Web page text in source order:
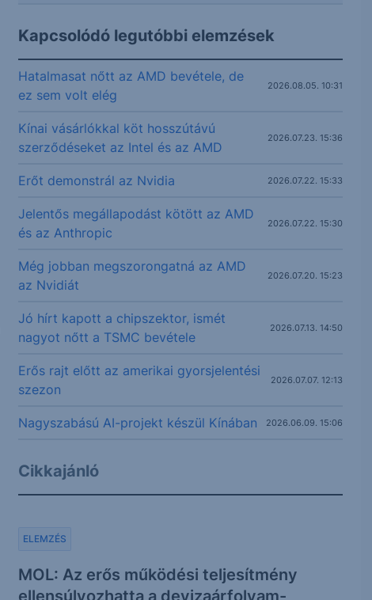
Kapcsolódó legutóbbi elemzések
Hatalmasat nőtt az AMD bevétele, de
ez sem volt elég
2026.08.05. 10:31
Kínai vásárlókkal köt hosszútávú
szerződéseket az Intel és az AMD
2026.07.23. 15:36
Erőt demonstrál az Nvidia 2026.07.22. 15:33
Jelentős megállapodást kötött az AMD
és az Anthropic
2026.07.22. 15:30
Még jobban megszorongatná az AMD
az Nvidiát
2026.07.20. 15:23
Jó hírt kapott a chipszektor, ismét
nagyot nőtt a TSMC bevétele
2026.07.13. 14:50
Erős rajt előtt az amerikai gyorsjelentési
szezon
2026.07.07. 12:13
Nagyszabású AI-projekt készül Kínában 2026.06.09. 15:06
Cikkajánló
MOL: Az erős működési teljesítmény
ellensúlyozhatta a devizaárfolyam-
ELEMZÉS